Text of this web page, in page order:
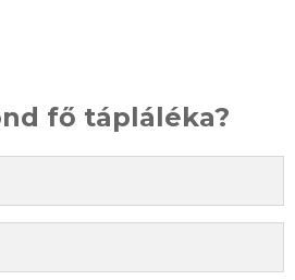
fő tápláléka?